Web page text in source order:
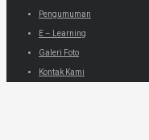
Pengumuman
E – Learning
Galeri Foto
Kontak Kami